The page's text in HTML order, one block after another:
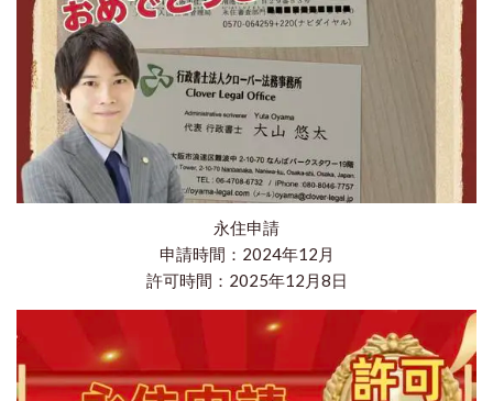
永住申請
申請時間：2024年12月
許可時間：2025年12月8日